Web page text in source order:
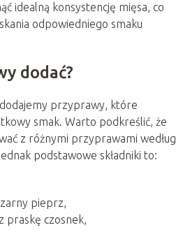
idealną konsystencję mięsa, co
odpowiedniego smaku
dodać?
przyprawy, które
smak. Warto podkreślić, że
z różnymi przyprawami według
podstawowe składniki to:
pieprz,
praskę czosnek,